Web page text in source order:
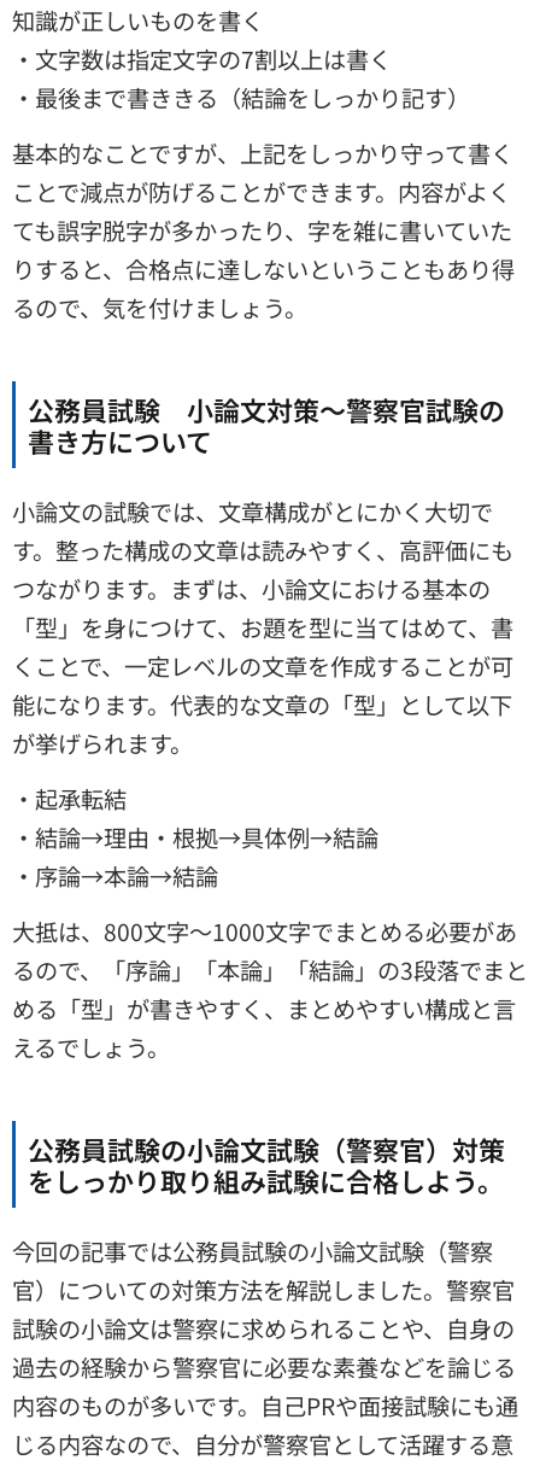
知識が正しいものを書く
・文字数は指定文字の7割以上は書く
・最後まで書ききる（結論をしっかり記す）
基本的なことですが、上記をしっかり守って書く
ことで減点が防げることができます。内容がよく
ても誤字脱字が多かったり、字を雑に書いていた
りすると、合格点に達しないということもあり得
るので、気を付けましょう。
公務員試験 小論文対策～警察官試験の
書き方について
小論文の試験では、文章構成がとにかく大切で
す。整った構成の文章は読みやすく、高評価にも
つながります。まずは、小論文における基本の
「型」を身につけて、お題を型に当てはめて、書
くことで、一定レベルの文章を作成することが可
能になります。代表的な文章の「型」として以下
が挙げられます。
・起承転結
・結論→理由・根拠→具体例→結論
・序論→本論→結論
大抵は、800文字～1000文字でまとめる必要があ
るので、「序論」「本論」「結論」の3段落でまと
める「型」が書きやすく、まとめやすい構成と言
えるでしょう。
公務員試験の小論文試験（警察官）対策
をしっかり取り組み試験に合格しよう。
今回の記事では公務員試験の小論文試験（警察
官）についての対策方法を解説しました。警察官
試験の小論文は警察に求められることや、自身の
過去の経験から警察官に必要な素養などを論じる
内容のものが多いです。自己PRや面接試験にも通
じる内容なので、自分が警察官として活躍する意